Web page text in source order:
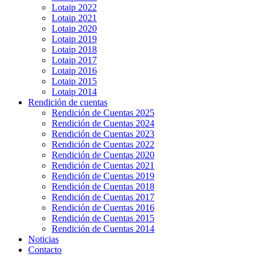
Lotaip 2022
Lotaip 2021
Lotaip 2020
Lotaip 2019
Lotaip 2018
Lotaip 2017
Lotaip 2016
Lotaip 2015
Lotaip 2014
Rendición de cuentas
Rendición de Cuentas 2025
Rendición de Cuentas 2024
Rendición de Cuentas 2023
Rendición de Cuentas 2022
Rendición de Cuentas 2020
Rendición de Cuentas 2021
Rendición de Cuentas 2019
Rendición de Cuentas 2018
Rendición de Cuentas 2017
Rendición de Cuentas 2016
Rendición de Cuentas 2015
Rendición de Cuentas 2014
Noticias
Contacto